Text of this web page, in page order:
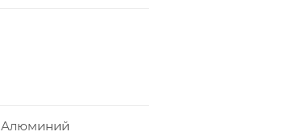
Алюминий